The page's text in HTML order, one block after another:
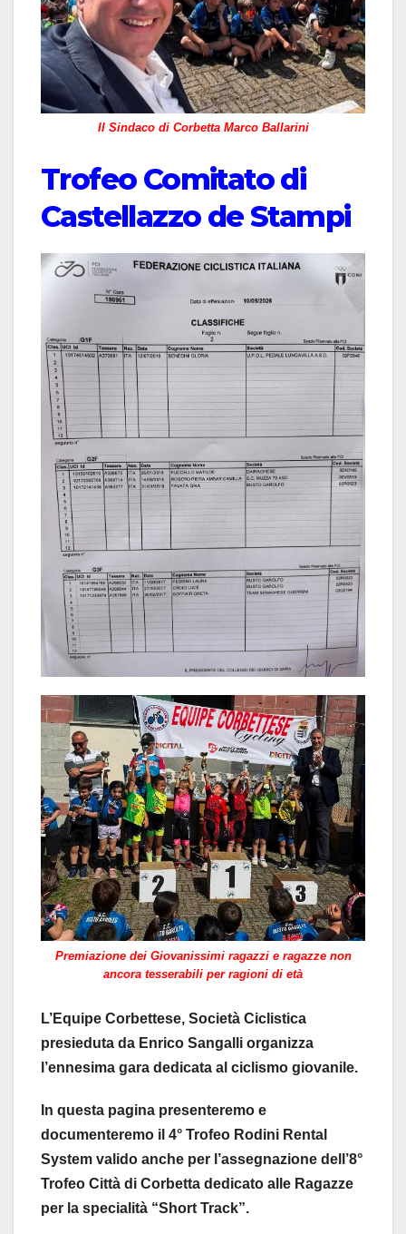
Il Sindaco di Corbetta Marco Ballarini
Trofeo Comitato di
Castellazzo de Stampi
Premiazione dei Giovanissimi ragazzi e ragazze non
ancora tesserabili per ragioni di età
L’Equipe Corbettese, Società Ciclistica
presieduta da Enrico Sangalli organizza
l’ennesima gara dedicata al ciclismo giovanile.
In questa pagina presenteremo e
documenteremo il 4° Trofeo Rodini Rental
System valido anche per l’assegnazione dell’8°
Trofeo Città di Corbetta dedicato alle Ragazze
per la specialità “Short Track”.